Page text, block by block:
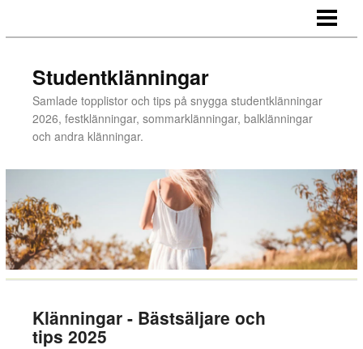
OM SIDAN
Studentklänningar
Samlade topplistor och tips på snygga studentklänningar
2026, festklänningar, sommarklänningar, balklänningar
och andra klänningar.
Klänningar - Bästsäljare och
tips 2025